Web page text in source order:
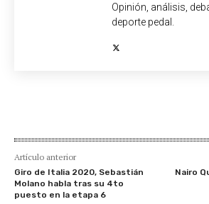
Opinión, análisis,
deporte pedal.
Artículo anterior
Giro de Italia 2020, Sebastián
Molano habla tras su 4to
puesto en la etapa 6
Nairo